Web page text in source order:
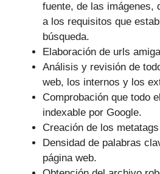
fuente, de las imágenes,
a los requisitos que
búsqueda.
Elaboración de urls
Análisis y revisión de
web, los internos y los
Comprobación que todo
indexable por Google.
Creación de los
Densidad de palabras
página web.